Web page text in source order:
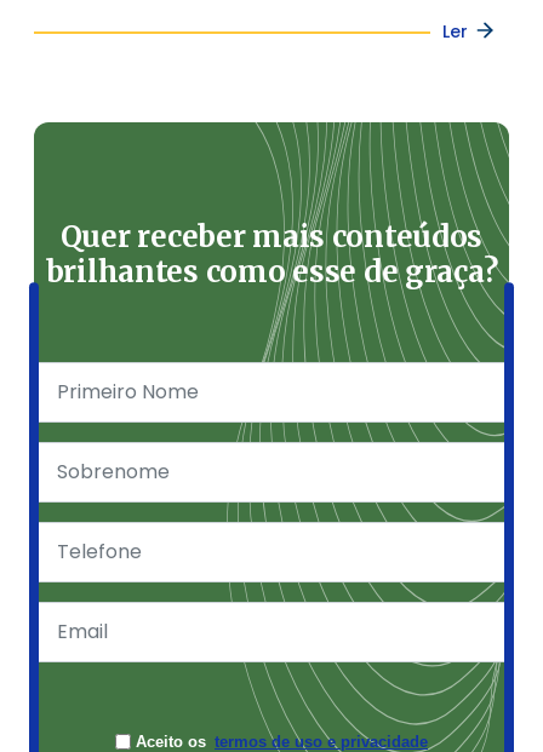
Ler
Quer receber mais conteúdos
brilhantes como esse de graça?
Aceito os termos de uso e privacidade